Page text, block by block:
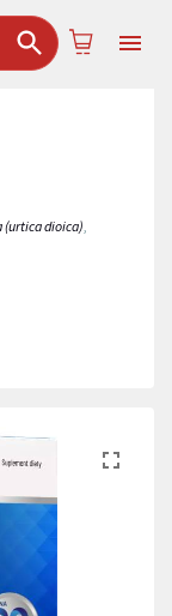
(urtica dioica),